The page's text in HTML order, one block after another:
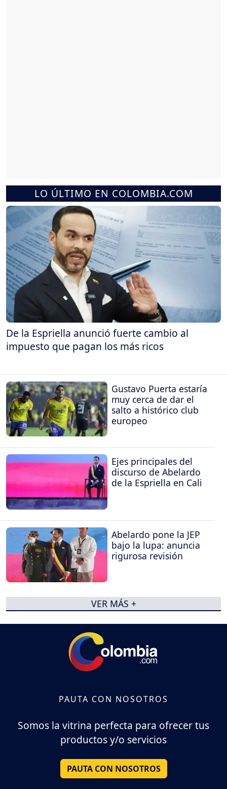
LO ÚLTIMO EN COLOMBIA.COM
De la Espriella anunció fuerte cambio al
impuesto que pagan los más ricos
Gustavo Puerta estaría
muy cerca de dar el
salto a histórico club
europeo
Ejes principales del
discurso de Abelardo
de la Espriella en Cali
Abelardo pone la JEP
bajo la lupa: anuncia
rigurosa revisión
VER MÁS +
PAUTA CON NOSOTROS
Somos la vitrina perfecta para ofrecer tus
productos y/o servicios
PAUTA CON NOSOTROS